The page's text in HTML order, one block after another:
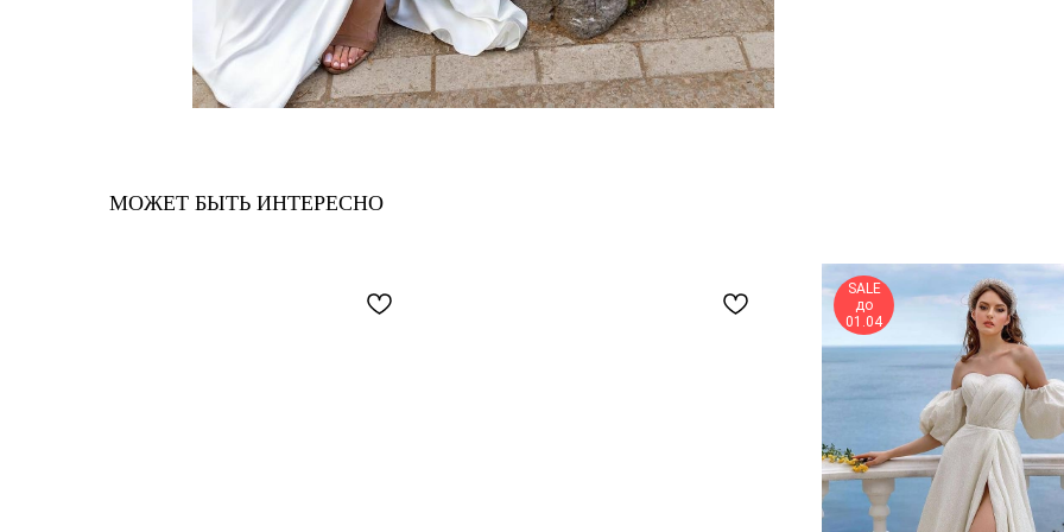
МОЖЕТ БЫТЬ ИНТЕРЕСНО
SALE
до
01.04